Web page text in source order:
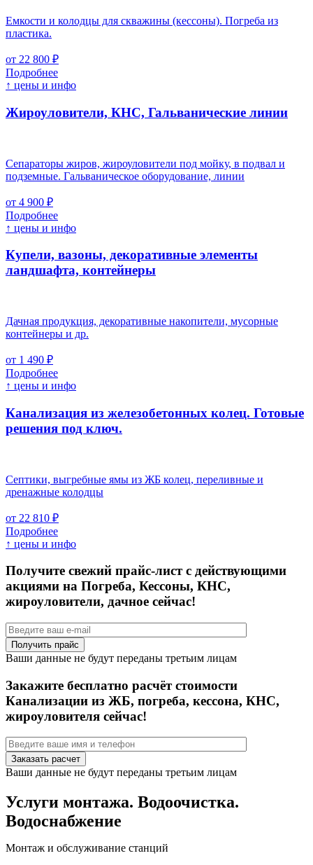
Емкости и колодцы для скважины (кессоны). Погреба из
пластика.
от 22 800 ₽
Подробнее
↑ цены и инфо
Жироуловители, КНС, Гальванические линии
Сепараторы жиров, жироуловители под мойку, в подвал и
подземные. Гальваническое оборудование, линии
от 4 900 ₽
Подробнее
↑ цены и инфо
Купели, вазоны, декоративные элементы
ландшафта, контейнеры
Дачная продукция, декоративные накопители, мусорные
контейнеры и др.
от 1 490 ₽
Подробнее
↑ цены и инфо
Канализация из железобетонных колец. Готовые
решения под ключ.
Септики, выгребные ямы из ЖБ колец, переливные и
дренажные колодцы
от 22 810 ₽
Подробнее
↑ цены и инфо
Получите свежий прайс-лист с действующими
акциями на Погреба, Кессоны, КНС,
жироуловители, дачное сейчас!
Ваши данные не будут переданы третьим лицам
Закажите бесплатно расчёт стоимости
Канализации из ЖБ, погреба, кессона, КНС,
жироуловителя сейчас!
Ваши данные не будут переданы третьим лицам
Услуги монтажа. Водоочистка.
Водоснабжение
Монтаж и обслуживание станций